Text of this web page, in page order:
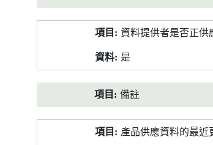
資料提供者是否正供
是
備註
產品供應資料的最近